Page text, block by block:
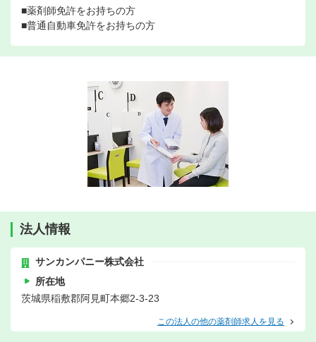
■薬剤師免許をお持ちの方
■普通自動車免許をお持ちの方
法人情報
サンカンパニー株式会社
所在地
茨城県稲敷郡阿見町本郷2‐3-23
この法人の他の薬剤師求人を見る